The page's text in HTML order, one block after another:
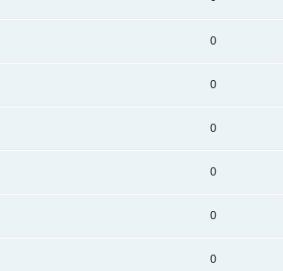
0
0
0
0
0
0